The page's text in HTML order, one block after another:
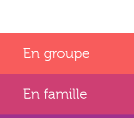
En groupe
En famille